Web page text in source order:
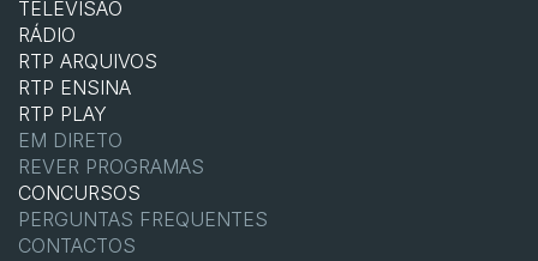
TELEVISÃO
RÁDIO
RTP ARQUIVOS
RTP ENSINA
RTP PLAY
EM DIRETO
REVER PROGRAMAS
CONCURSOS
PERGUNTAS FREQUENTES
CONTACTOS